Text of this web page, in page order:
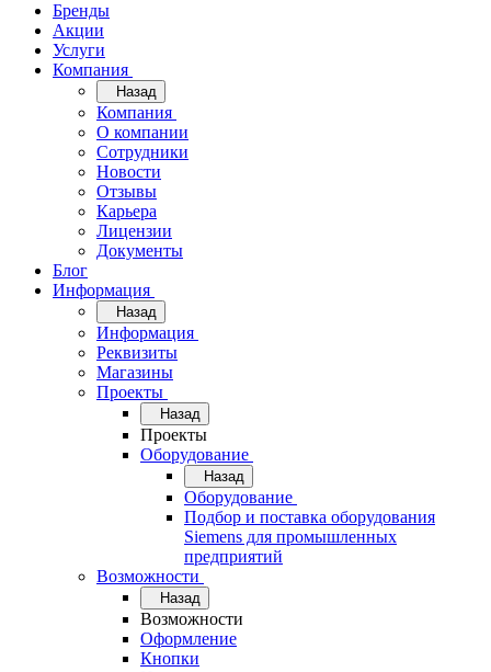
Бренды
Акции
Услуги
Компания
Назад
Компания
О компании
Сотрудники
Новости
Отзывы
Карьера
Лицензии
Документы
Блог
Информация
Назад
Информация
Реквизиты
Магазины
Проекты
Назад
Проекты
Оборудование
Назад
Оборудование
Подбор и поставка оборудования
Siemens для промышленных
предприятий
Возможности
Назад
Возможности
Оформление
Кнопки